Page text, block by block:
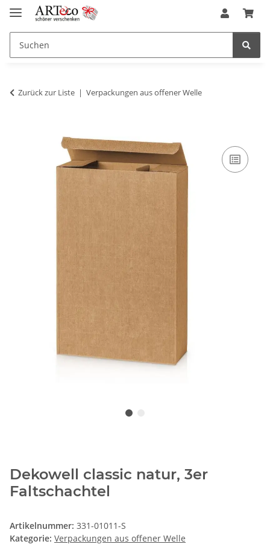
Zurück zur Liste Verpackungen aus offener Welle
Dekowell classic natur, 3er
Faltschachtel
Artikelnummer: 331-01011-S
Kategorie: Verpackungen aus offener Welle